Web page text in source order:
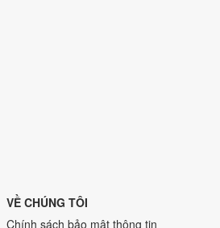
VỀ CHÚNG TÔI
Chính sách bảo mật thông tin